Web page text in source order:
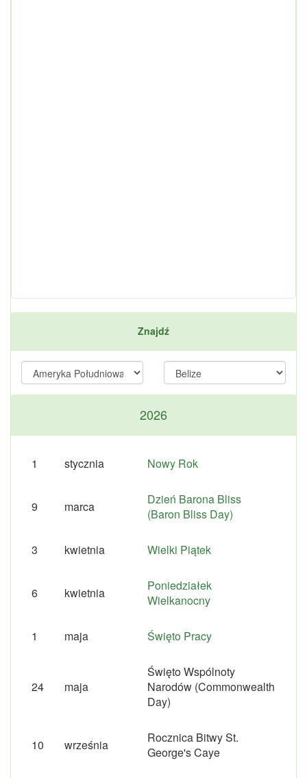
Znajdź
2026
1 stycznia Nowy Rok
9 marca
Dzień Barona Bliss
(Baron Bliss Day)
3 kwietnia Wielki Piątek
6 kwietnia
Poniedziałek
Wielkanocny
1 maja Święto Pracy
24 maja
Święto Wspólnoty
Narodów (Commonwealth
Day)
10 września
Rocznica Bitwy St.
George's Caye